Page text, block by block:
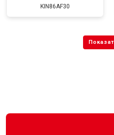
KIN86AF30